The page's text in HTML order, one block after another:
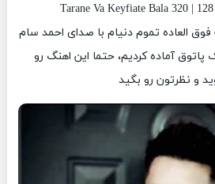
Tarane Va Keyfiate Bala 320 |
فوق العاده تموم دنیام با صدای احمد سام
آماده کردیم، حتما این اهنگ رو
و نظرتون رو بگید